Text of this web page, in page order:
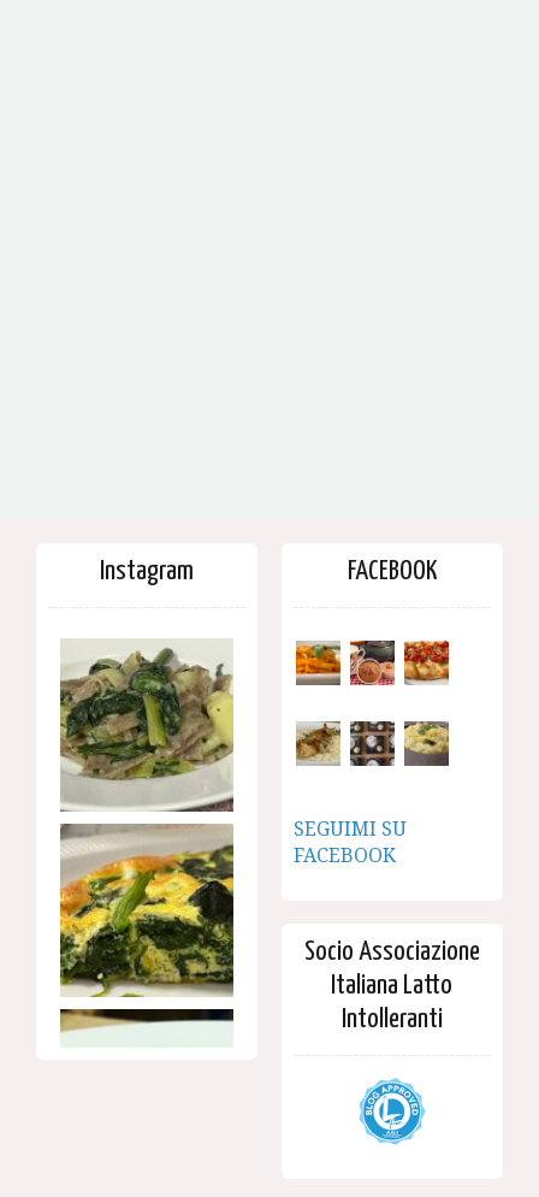
Instagram FACEBOOK
SEGUIMI SU
FACEBOOK
Socio Associazione
Italiana Latto
Intolleranti